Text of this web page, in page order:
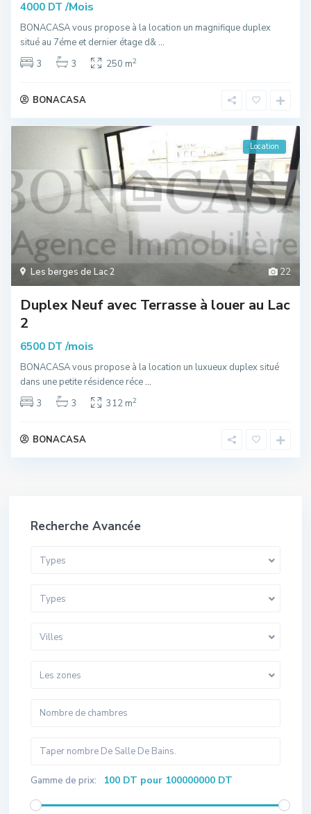
4000 DT /Mois
BONACASA vous propose à la location un magnifique duplex
situé au 7éme et dernier étage d&...
3
3 250 m2
BONACASA
22
Les berges de Lac 2
Location
Duplex Neuf avec Terrasse à louer au Lac
2
6500 DT /mois
BONACASA vous propose à la location un luxueux duplex situé
dans une petite résidence réce...
3
3 312 m2
BONACASA
Recherche Avancée
Types
Types
Villes
Les zones
Gamme de prix: 100 DT pour 100000000 DT